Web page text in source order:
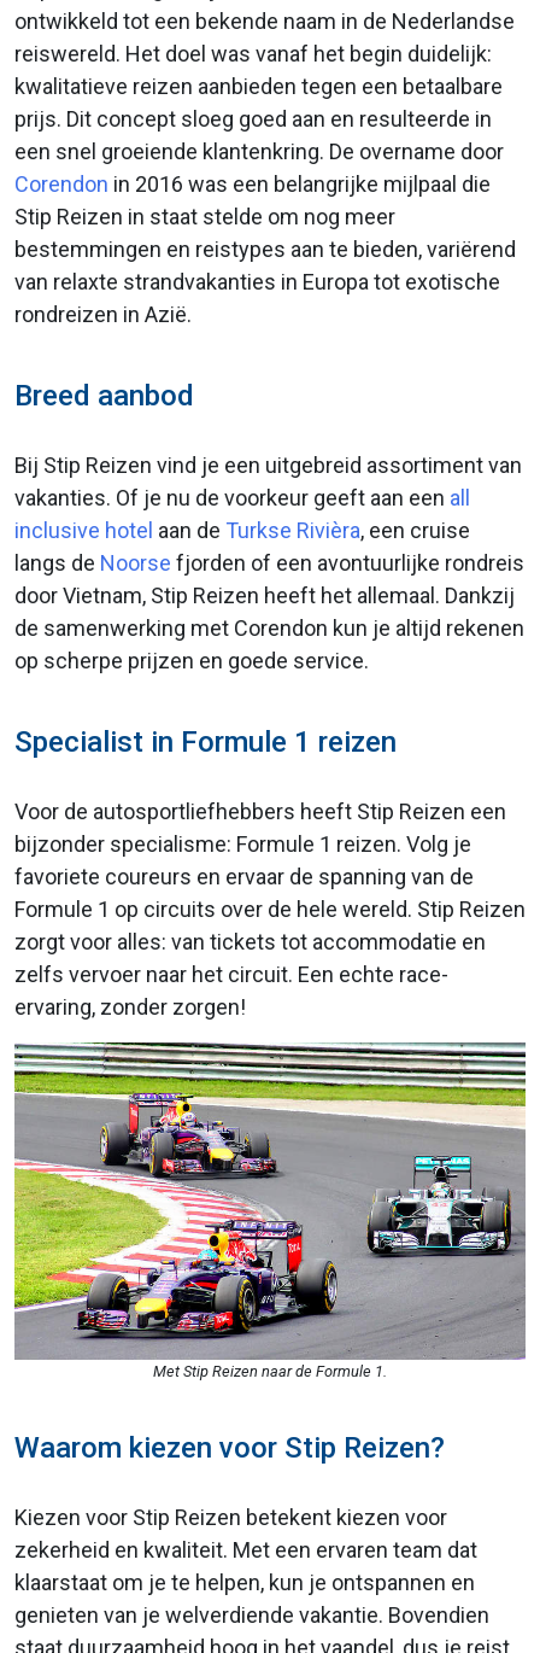
ontwikkeld tot een bekende naam in de Nederlandse
reiswereld. Het doel was vanaf het begin duidelijk:
kwalitatieve reizen aanbieden tegen een betaalbare
prijs. Dit concept sloeg goed aan en resulteerde in
een snel groeiende klantenkring. De overname door
Corendon in 2016 was een belangrijke mijlpaal die
Stip Reizen in staat stelde om nog meer
bestemmingen en reistypes aan te bieden, variërend
van relaxte strandvakanties in Europa tot exotische
rondreizen in Azië.
Breed aanbod
Bij Stip Reizen vind je een uitgebreid assortiment van
vakanties. Of je nu de voorkeur geeft aan een all
inclusive hotel aan de Turkse Rivièra, een cruise
langs de Noorse fjorden of een avontuurlijke rondreis
door Vietnam, Stip Reizen heeft het allemaal. Dankzij
de samenwerking met Corendon kun je altijd rekenen
op scherpe prijzen en goede service.
Specialist in Formule 1 reizen
Voor de autosportliefhebbers heeft Stip Reizen een
bijzonder specialisme: Formule 1 reizen. Volg je
favoriete coureurs en ervaar de spanning van de
Formule 1 op circuits over de hele wereld. Stip Reizen
zorgt voor alles: van tickets tot accommodatie en
zelfs vervoer naar het circuit. Een echte race-
ervaring, zonder zorgen!
Met Stip Reizen naar de Formule 1.
Waarom kiezen voor Stip Reizen?
Kiezen voor Stip Reizen betekent kiezen voor
zekerheid en kwaliteit. Met een ervaren team dat
klaarstaat om je te helpen, kun je ontspannen en
genieten van je welverdiende vakantie. Bovendien